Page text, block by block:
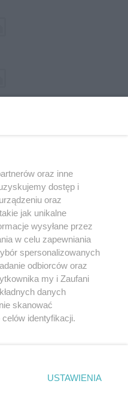
może być powielany i
w jakikolwiek sposób (w
na jakimkolwiek polu
z umieszczaniem w
praw. Jakiekolwiek użycie lub
części z naruszeniem prawa,
pod groźbą kary i może być
oraz inne
dostęp i
oraz
jak unikalne
wysyłane przez
w celu zapewniania
spersonalizowanych
odbiorców oraz
my i Zaufani
danych
skanować
identyfikacji.
ustawień prywatności
rogu strony
USTAWIENIA